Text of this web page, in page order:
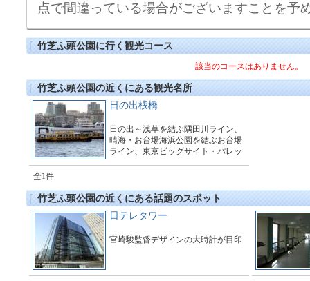
点で間違っている場合がございますことを予
竹芝ふ頭公園に行く観光コース
該当のコースはありません。
竹芝ふ頭公園の近くにある観光名所
日の出桟橋
日の出～浅草を結ぶ隅田川ライン、
晴海・お台場海浜公園を結ぶお台場
ライン、東京ビッグサイト・パレッ
全1件
竹芝ふ頭公園の近くにある話題のスポット
日テレタワー
宮崎駿監督デザインの大時計が目印